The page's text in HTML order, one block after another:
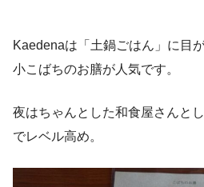
Kaedenaは「土鍋ごはん」に目
小こばちのお膳が人気です。
夜はちゃんとした和食屋さんと
でレベル高め。